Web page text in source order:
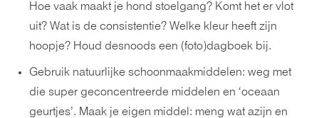
Hoe vaak maakt je hond stoelgang? Komt het er vlot
uit? Wat is de consistentie? Welke kleur heeft zijn
hoopje? Houd desnoods een (foto)dagboek bij.
Gebruik natuurlijke schoonmaakmiddelen: weg met
die super geconcentreerde middelen en ‘oceaan
geurtjes’. Maak je eigen middel: meng wat azijn en